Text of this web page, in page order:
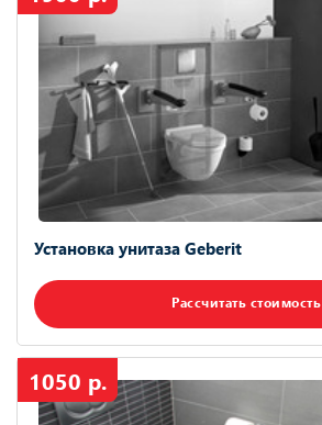
Установка унитаза Geberit
Рассчитать стоимость
1050 р.